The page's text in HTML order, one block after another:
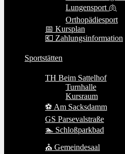
Lungensport 🫁
Orthopädiesport
📅 Kursplan
💶 Zahlungsinformation
Sportstätten
TH Beim Sattelhof
Turnhalle
Kursraum
⚽ Am Sacksdamm
GS Parsevalstraße
🏊 Schloßparkbad
⛪ Gemeindesaal